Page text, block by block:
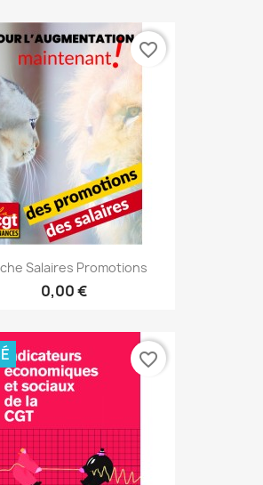
Salaires Promotions
0,00 €
favorite_border
favorite_border